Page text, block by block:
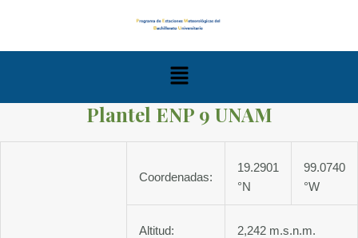
Menú
Plantel ENP 9 UNAM
Coordenadas:
19.2901
°N
99.0740
°W
Altitud: 2,242 m.s.n.m.